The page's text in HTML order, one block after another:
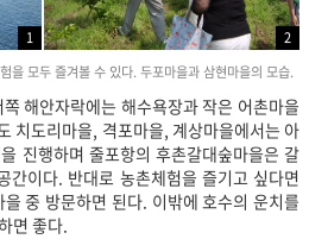
1
2
을 모두 즐겨볼 수 있다. 두포마을과 삼현마을의 모습.
해안자락에는 해수욕장과 작은 어촌마을
치도리마을, 격포마을, 계상마을에서는 아
진행하며 줄포항의 후촌갈대숲마을은 갈
간이다. 반대로 농촌체험을 즐기고 싶다면
중 방문하면 된다. 이밖에 호수의 운치를
면 좋다.